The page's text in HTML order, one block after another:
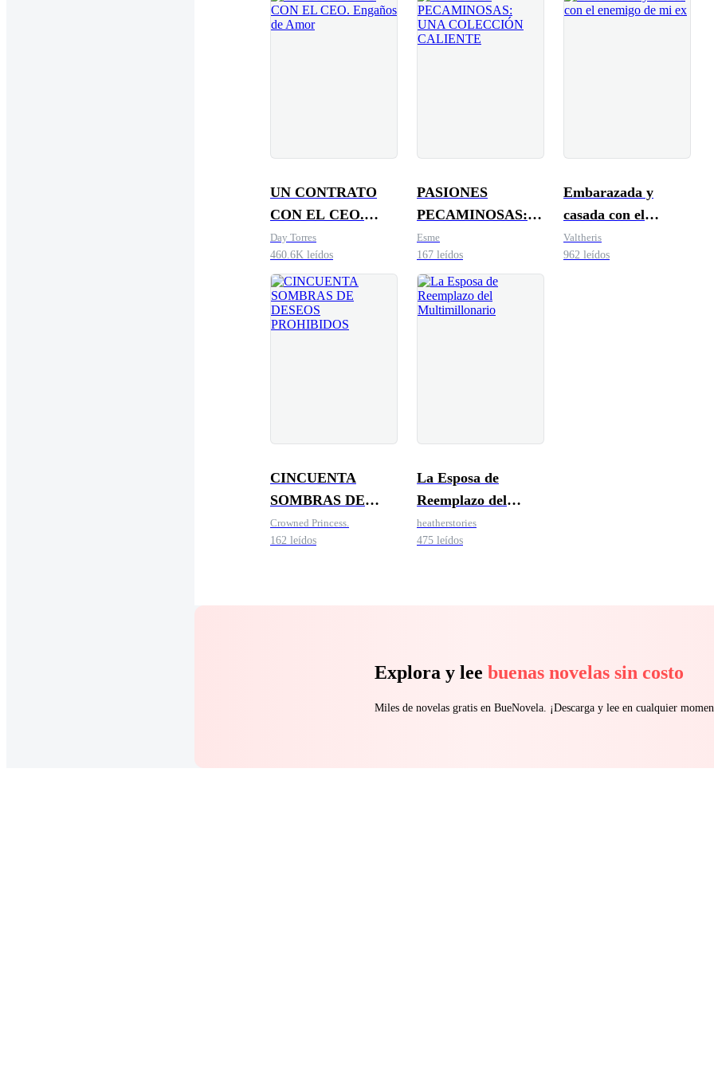
UN CONTRATO
CON EL CEO.
Engaños de Amor
Day Torres
460.6K leídos
PASIONES
PECAMINOSAS:
UNA COLECCIÓN
CALIENTE
Esme
167 leídos
Embarazada y
casada con el
enemigo de mi ex
Valtheris
962 leídos
CINCUENTA
SOMBRAS DE
DESEOS
PROHIBIDOS
Crowned Princess.
162 leídos
La Esposa de
Reemplazo del
Multimillonario
heatherstories
475 leídos
Explora y lee buenas novelas sin costo
Miles de novelas gratis en BueNovela. ¡Descarga y lee en cualquier